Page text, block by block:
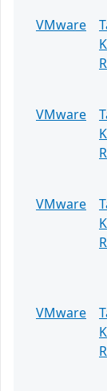
VMware
VMware
VMware
VMware